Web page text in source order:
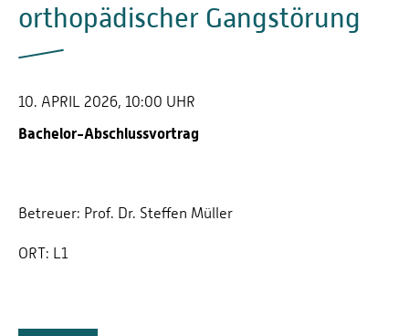
orthopädischer Gangstörung
10. APRIL 2026, 10:00 UHR
Bachelor-Abschlussvortrag
Betreuer: Prof. Dr. Steffen Müller
ORT: L1